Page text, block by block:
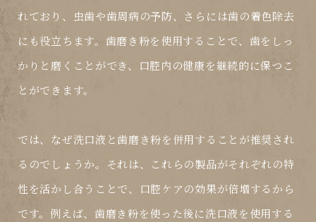
れており、虫歯や歯周病の予防、さらには歯の着色除去
にも役立ちます。歯磨き粉を使用することで、歯をしっ
かりと磨くことができ、口腔内の健康を継続的に保つこ
とができます。
では、なぜ洗口液と歯磨き粉を併用することが推奨され
るのでしょうか。それは、これらの製品がそれぞれの特
性を活かし合うことで、口腔ケアの効果が倍増するから
です。例えば、歯磨き粉を使った後に洗口液を使用する